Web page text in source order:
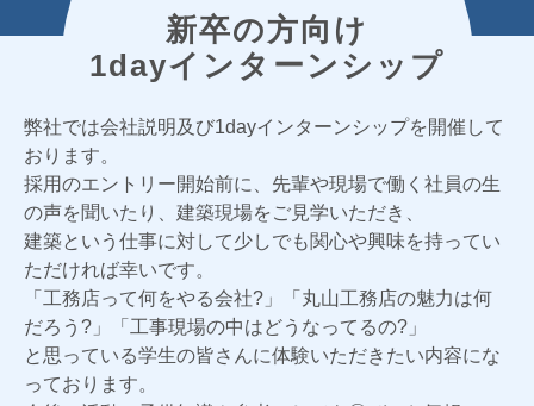
新卒の方向け
1dayインターンシップ
弊社では会社説明及び1dayインターンシップを開催して
おります。
採用のエントリー開始前に、先輩や現場で働く社員の生
の声を聞いたり、建築現場をご見学いただき、
建築という仕事に対して少しでも関心や興味を持ってい
ただければ幸いです。
「工務店って何をやる会社?」「丸山工務店の魅力は何
だろう?」「工事現場の中はどうなってるの?」
と思っている学生の皆さんに体験いただきたい内容にな
っております。